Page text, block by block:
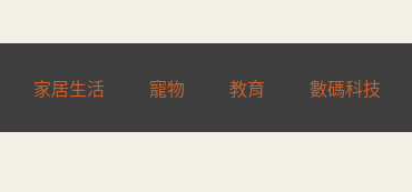
家居生活 寵物 教育 數碼科技